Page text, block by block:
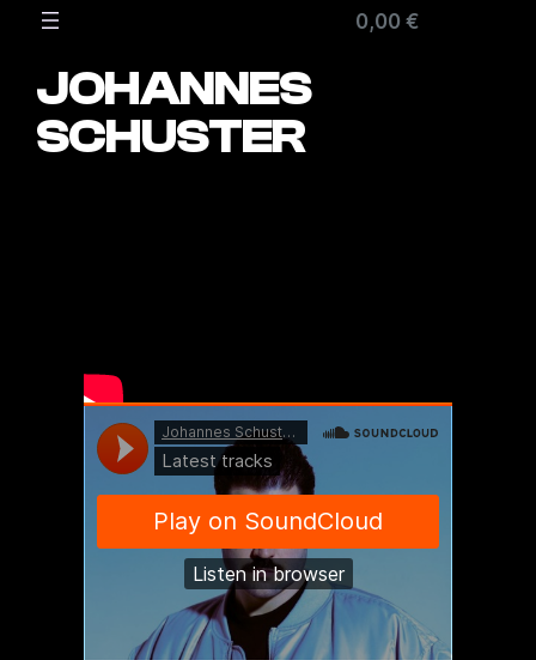
Inhalt
0,00 €
JOHANNES
SCHUSTER